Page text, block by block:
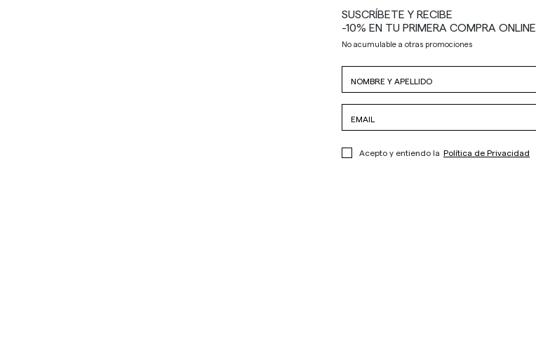
SUSCRÍBETE Y RECIBE
-10% EN TU PRIMERA COMPRA ONLINE
No acumulable a otras promociones
Acepto y entiendo la Política de Privacidad